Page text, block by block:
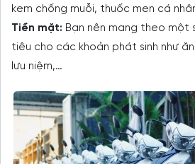
kem chống muỗi, thuốc men cá
Tiền mặt: Bạn nên mang theo một
tiêu cho các khoản phát sinh như
lưu niệm,…